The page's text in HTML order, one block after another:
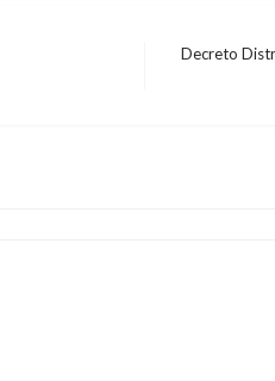
Decreto